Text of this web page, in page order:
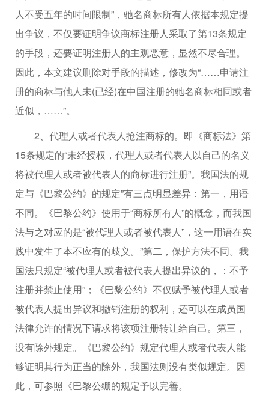
人不受五年的时间限制”，驰名商标所有人依据本规定提
出争议，不仅要证明争议商标注册人采取了第13条规定
的手段，还要证明注册人的主观恶意，显然不尽合理。
因此，本文建议删除对手段的描述，修改为“……申请注
册的商标与他人未(已经)在中国注册的驰名商标相同或者
近似，……”。
2、代理人或者代表人抢注商标的。即《商标法》第
15条规定的“未经授权，代理人或者代表人以自己的名义
将被代理人或者被代表人的商标进行注册”。我国法的规
定与《巴黎公约》的规定”有三点明显差异：第一，用语
不同。《巴黎公约》使用于“商标所有人”的概念，而我国
法与之对应的是“被代理人或者被代表人”，这一用语在实
践中发生了本不应有的歧义。”第二，保护方法不同。我
国法只规定“被代理人或者被代表人提出异议的，：不予
注册并禁止使用”；《巴黎公约》不仅赋予被代理人或者
被代表人提出异议和撤销注册的权利，还可以在成员国
法律允许的情况下请求将该项注册转让给自己。第三，
没有除外规定。《巴黎公约》规定代理人或者代表人能
够证明其行为正当的除外，我国法则没有类似规定。因
此，可参照《巴黎公绷的规定予以完善。